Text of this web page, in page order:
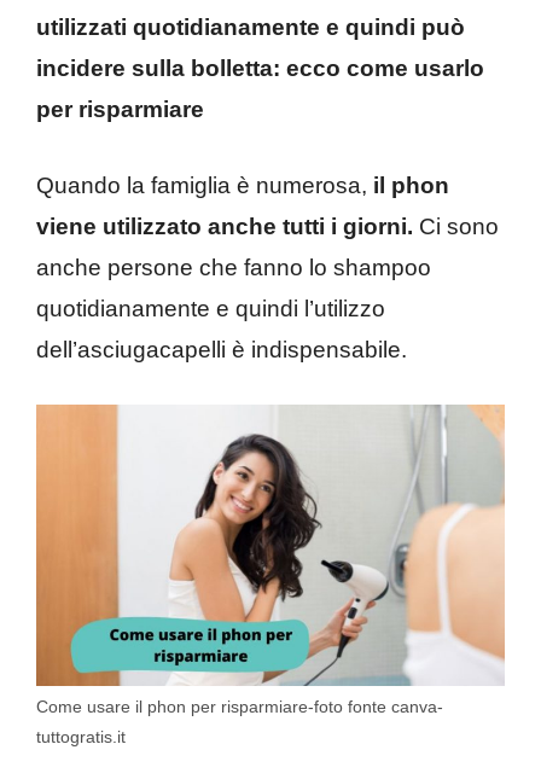
utilizzati quotidianamente e quindi può
incidere sulla bolletta: ecco come usarlo
per risparmiare
Quando la famiglia è numerosa, il phon
viene utilizzato anche tutti i giorni. Ci sono
anche persone che fanno lo shampoo
quotidianamente e quindi l’utilizzo
dell’asciugacapelli è indispensabile.
Come usare il phon per risparmiare-foto fonte canva-
tuttogratis.it